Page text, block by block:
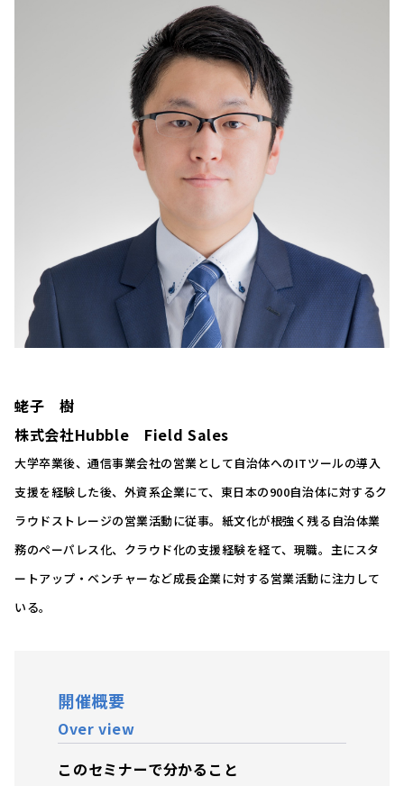
蛯子 樹
株式会社Hubble Field Sales
大学卒業後、通信事業会社の営業として自治体へのITツールの導入
支援を経験した後、外資系企業にて、東日本の900自治体に対するク
ラウドストレージの営業活動に従事。紙文化が根強く残る自治体業
務のペーパレス化、クラウド化の支援経験を経て、現職。主にスタ
ートアップ・ベンチャーなど成長企業に対する営業活動に注力して
いる。
開催概要
Over view
このセミナーで分かること